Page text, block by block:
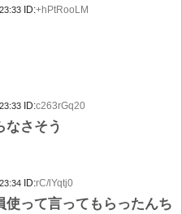
ID:+hPtRooLM
ID:c263rGq20
なさそう
ID:rC/lYqtj0
って言ってもらったんち